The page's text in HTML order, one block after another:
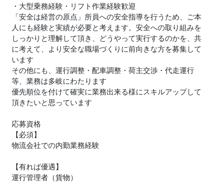
・大型乗務経験・リフト作業経験歓迎
「安全は経営の原点」所員への安全指導を行うため、ご本
人にも経験と実績が必要と考えます。安全への取り組みを
しっかりと理解して頂き、どうやって実行するのかを、共
に考えて、より安全な職場づくりに前向きな方を募集して
います
その他にも、運行調整・配車調整・荷主交渉・代走運行
等、業務は多岐にわたります
優先順位を付けて確実に業務出来る様にスキルアップして
頂きたいと思っています
応募資格
【必須】
物流会社での内勤業務経験
【有れば優遇】
運行管理者（貨物）